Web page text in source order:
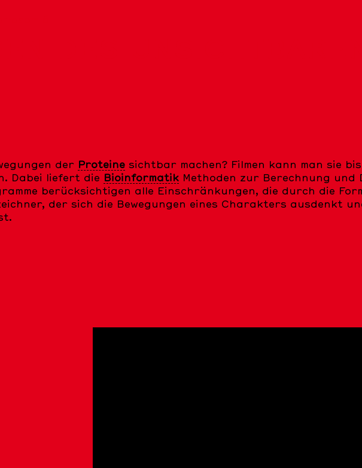
der Proteine sichtbar machen? Filmen kann man sie
Dabei liefert die
Bioinformatik Methoden zur Berechnung und
berücksichtigen alle Einschränkungen, die durch die
der sich die Bewegungen eines Charakters ausdenkt